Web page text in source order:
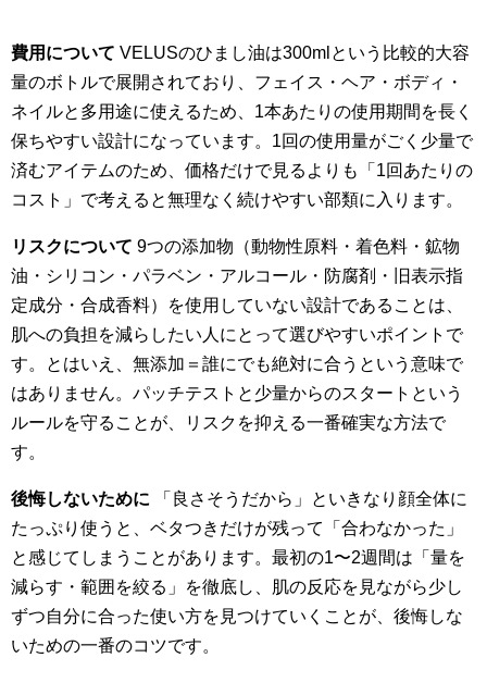
費用について VELUSのひまし油は300mlという比較的大容
量のボトルで展開されており、フェイス・ヘア・ボディ・
ネイルと多用途に使えるため、1本あたりの使用期間を長く
保ちやすい設計になっています。1回の使用量がごく少量で
済むアイテムのため、価格だけで見るよりも「1回あたりの
コスト」で考えると無理なく続けやすい部類に入ります。
リスクについて 9つの添加物（動物性原料・着色料・鉱物
油・シリコン・パラベン・アルコール・防腐剤・旧表示指
定成分・合成香料）を使用していない設計であることは、
肌への負担を減らしたい人にとって選びやすいポイントで
す。とはいえ、無添加＝誰にでも絶対に合うという意味で
はありません。パッチテストと少量からのスタートという
ルールを守ることが、リスクを抑える一番確実な方法で
す。
後悔しないために 「良さそうだから」といきなり顔全体に
たっぷり使うと、ベタつきだけが残って「合わなかった」
と感じてしまうことがあります。最初の1〜2週間は「量を
減らす・範囲を絞る」を徹底し、肌の反応を見ながら少し
ずつ自分に合った使い方を見つけていくことが、後悔しな
いための一番のコツです。